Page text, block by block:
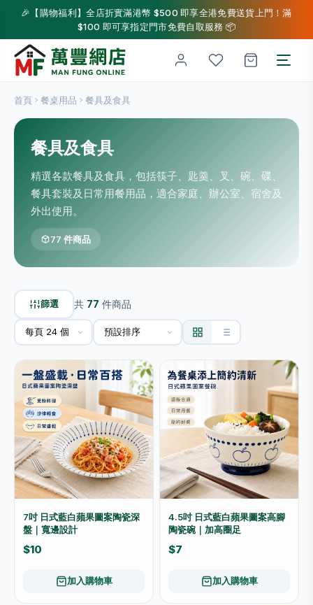
🎉【購物福利】全店折實滿港幣 $500 即享全港免費送貨上門！滿
$100 即可享指定門市免費自取服務 📦
首頁 餐桌用品 餐具及食具
餐具及食具
精選各款餐具及食具，包括筷子、匙羹、叉、碗、碟、
餐具套裝及日常用餐用品，適合家庭、辦公室、宿舍及
外出使用。
77 件商品
篩選 共 77 件商品
7吋 日式藍白蘋果圖案陶瓷深
盤｜寬邊設計
$10
加入購物車
4.5吋 日式藍白蘋果圖案高腳
陶瓷碗｜加高圈足
$7
加入購物車